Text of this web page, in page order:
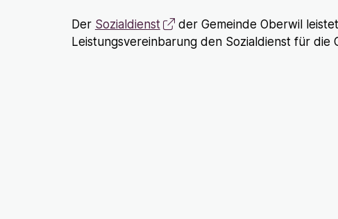
Der Sozialdienst
der Gemeinde Oberwil
Leistungsvereinbarung den Sozialdienst für die